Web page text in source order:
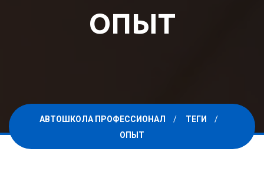
ОПЫТ
АВТОШКОЛА ПРОФЕССИОНАЛ
ТЕГИ
ОПЫТ